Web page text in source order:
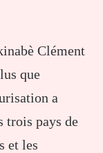
Clément
que
a
trois pays de
et les